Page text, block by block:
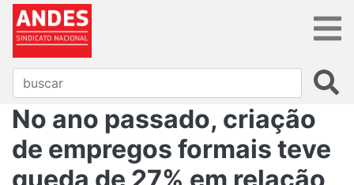
No ano passado, criação
de empregos formais teve